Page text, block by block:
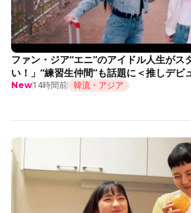
ファン・ジア“エニ”のアイドル人生がス
い！」“練習生仲間”も話題に＜推しデビ
New14時間前 韓流・アジア